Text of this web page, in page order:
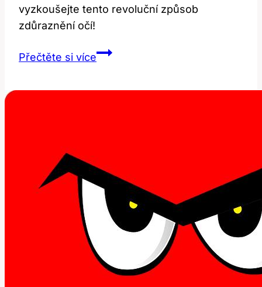
vyzkoušejte tento revoluční způsob
zdůraznění očí!
Přečtěte si víceLash